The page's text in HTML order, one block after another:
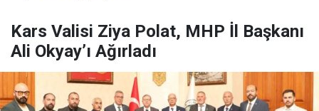
Kars Valisi Ziya Polat, MHP İl Başkanı
Ali Okyay’ı Ağırladı